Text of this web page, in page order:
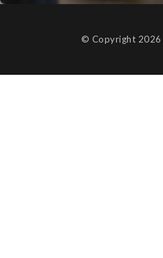
© Copyright 2026